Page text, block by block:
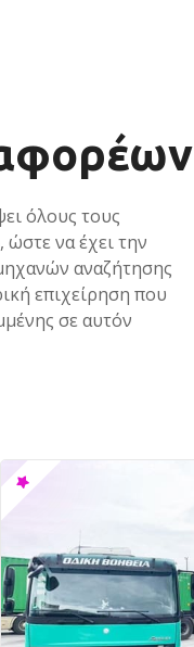
όλoυς τους
να έχει την
αναζήτησης
επιχείρηση που
σε αυτόν